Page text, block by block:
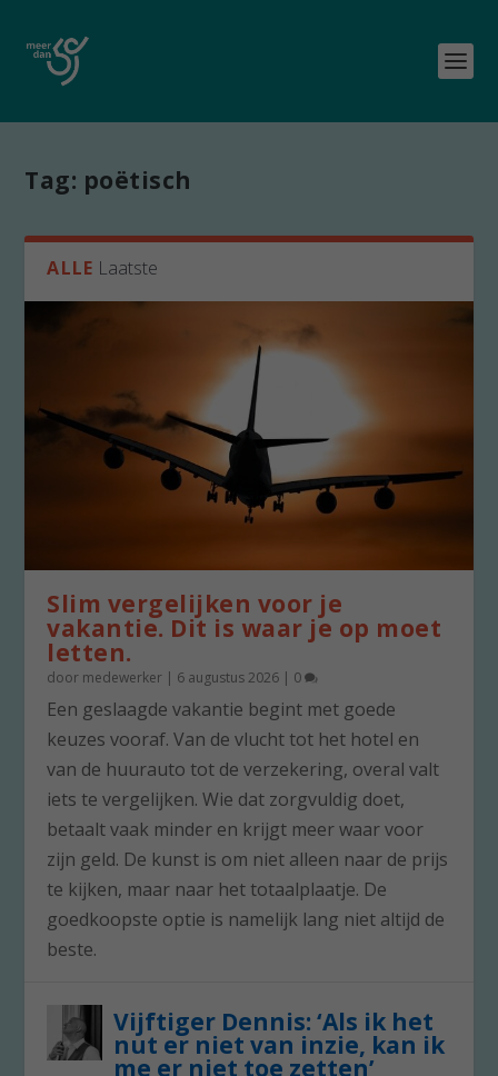
Tag: poëtisch
ALLE Laatste
Slim vergelijken voor je
vakantie. Dit is waar je op moet
letten.
door medewerker | 6 augustus 2026 | 0
Een geslaagde vakantie begint met goede
keuzes vooraf. Van de vlucht tot het hotel en
van de huurauto tot de verzekering, overal valt
iets te vergelijken. Wie dat zorgvuldig doet,
betaalt vaak minder en krijgt meer waar voor
zijn geld. De kunst is om niet alleen naar de prijs
te kijken, maar naar het totaalplaatje. De
goedkoopste optie is namelijk lang niet altijd de
beste.
Vijftiger Dennis: ‘Als ik het
nut er niet van inzie, kan ik
me er niet toe zetten’